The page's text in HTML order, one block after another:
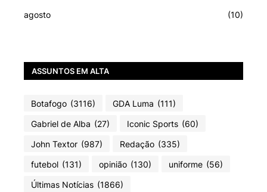
agosto (10)
ASSUNTOS EM ALTA
Botafogo (3116) GDA Luma (111)
Gabriel de Alba (27) Iconic Sports (60)
John Textor (987) Redação (335)
futebol (131) opinião (130) uniforme (56)
Últimas Notícias (1866)